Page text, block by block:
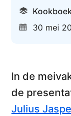
30 mei
In de
de
Julius